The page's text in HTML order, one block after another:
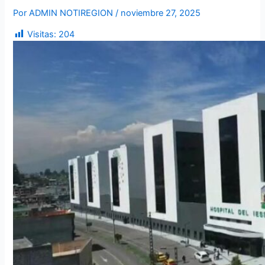
PorADMIN NOTIREGION/ noviembre 27, 2025
Visitas: 204